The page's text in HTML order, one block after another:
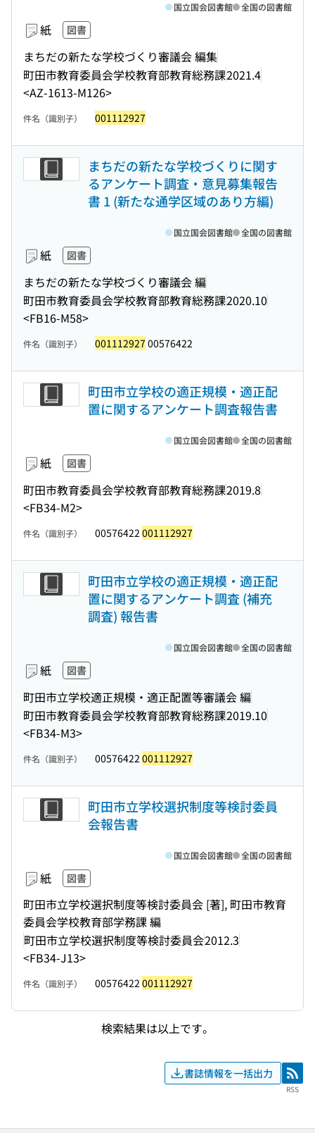
紙 図書
まちだの新たな学校づくり審議会 編集
町田市教育委員会学校教育部教育総務課2021.4
<AZ-1613-M126>
国立国会図書館 全国の図書館
件名（識別子） 001112927
まちだの新たな学校づくりに関す
るアンケート調査・意見募集報告
書 1 (新たな通学区域のあり方編)
紙 図書
まちだの新たな学校づくり審議会 編
町田市教育委員会学校教育部教育総務課2020.10
<FB16-M58>
国立国会図書館 全国の図書館
件名（識別子） 001112927 00576422
町田市立学校の適正規模・適正配
置に関するアンケート調査報告書
紙 図書
町田市教育委員会学校教育部教育総務課2019.8
<FB34-M2>
国立国会図書館 全国の図書館
件名（識別子） 00576422 001112927
町田市立学校の適正規模・適正配
置に関するアンケート調査 (補充
調査) 報告書
紙 図書
町田市立学校適正規模・適正配置等審議会 編
町田市教育委員会学校教育部教育総務課2019.10
<FB34-M3>
国立国会図書館 全国の図書館
件名（識別子） 00576422 001112927
町田市立学校選択制度等検討委員
会報告書
紙 図書
町田市立学校選択制度等検討委員会 [著], 町田市教育
委員会学校教育部学務課 編
町田市立学校選択制度等検討委員会2012.3
<FB34-J13>
国立国会図書館 全国の図書館
件名（識別子） 00576422 001112927
検索結果は以上です。
書誌情報を一括出力 RSS
RSS